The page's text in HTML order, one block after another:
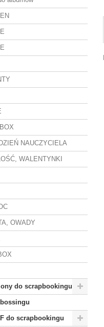
NAUCZYCIELA
WALENTYNKI
OWADY
do scrapbookingu
do scrapbookingu